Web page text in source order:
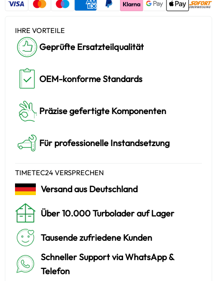
IHRE VORTEILE
Geprüfte Ersatzteilqualität
OEM-konforme Standards
Präzise gefertigte Komponenten
Für professionelle Instandsetzung
TIMETEC24 VERSPRECHEN
Versand aus Deutschland
Über 10.000 Turbolader auf Lager
Tausende zufriedene Kunden
Schneller Support via WhatsApp &
Telefon